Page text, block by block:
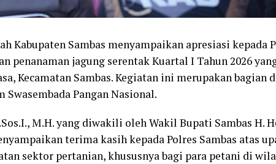
Kabupaten Sambas menyampaikan apresiasi kepada
penanaman jagung serentak Kuartal I Tahun 2026
Kecamatan Sambas. Kegiatan ini merupakan bagian
Pangan Nasional.
M.H. yang diwakili oleh Wakil Bupati Sambas H.
terima kasih kepada Polres Sambas atas
sektor pertanian, khususnya bagi para petani di